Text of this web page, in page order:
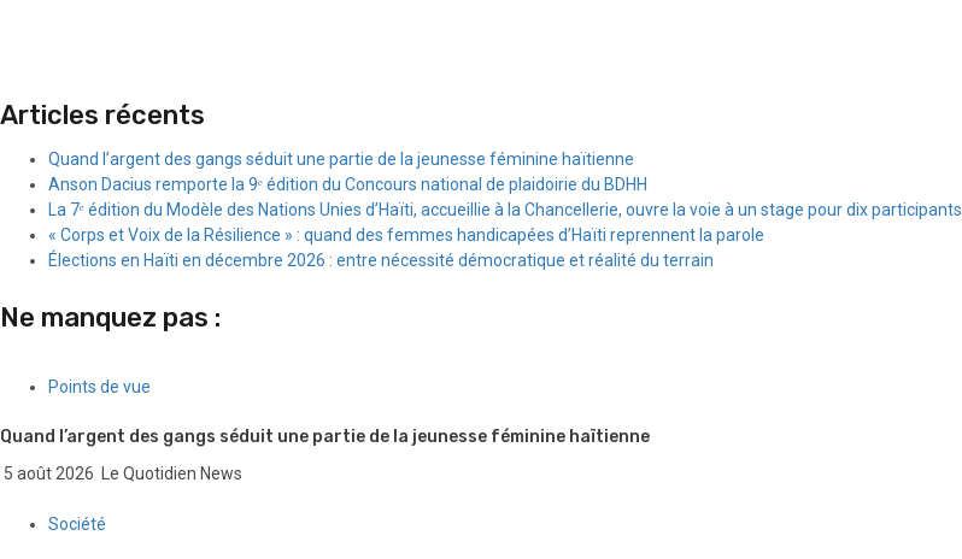
Articles récents
Quand l’argent des gangs séduit une partie de la jeunesse féminine haïtienne
Anson Dacius remporte la 9ᵉ édition du Concours national de plaidoirie du BDHH
La 7ᵉ édition du Modèle des Nations Unies d’Haïti, accueillie à la Chancellerie, ouvre la voie à un stage pour dix participants
« Corps et Voix de la Résilience » : quand des femmes handicapées d’Haïti reprennent la parole
Élections en Haïti en décembre 2026 : entre nécessité démocratique et réalité du terrain
Ne manquez pas :
Points de vue
Quand l’argent des gangs séduit une partie de la jeunesse féminine haïtienne
5 août 2026 Le Quotidien News
Société